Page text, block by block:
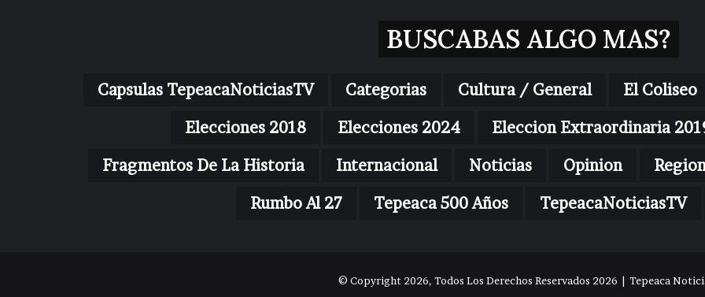
BUSCABAS ALGO MAS?
Capsulas TepeacaNoticiasTV Categorias Cultura / General El Coliseo
Elecciones 2018
Elecciones 2024 Eleccion Extraordinaria
Fragmentos De La Historia
Internacional Noticias Opinion
Rumbo Al 27
Tepeaca 500 Años TepeacaNoticiasTV
© Copyright 2026, Todos Los Derechos Reservados 2026 | Tepeaca